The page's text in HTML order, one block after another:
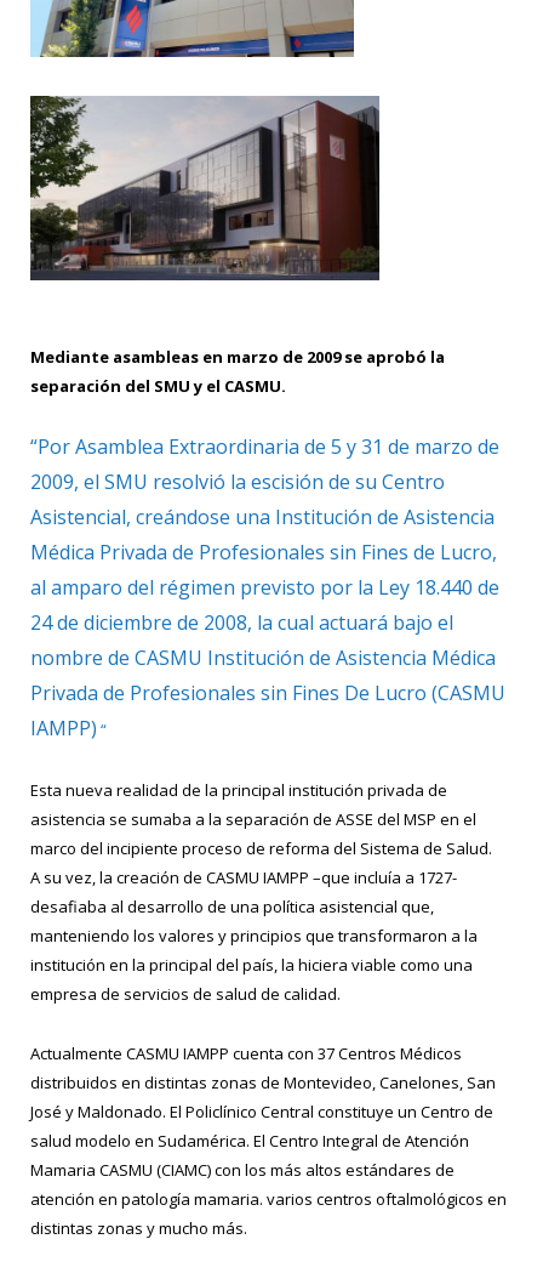
Mediante asambleas en marzo de 2009 se aprobó la
separación del SMU y el CASMU.
“Por Asamblea Extraordinaria de 5 y 31 de marzo de
2009, el SMU resolvió la escisión de su Centro
Asistencial, creándose una Institución de Asistencia
Médica Privada de Profesionales sin Fines de Lucro,
al amparo del régimen previsto por la Ley 18.440 de
24 de diciembre de 2008, la cual actuará bajo el
nombre de CASMU Institución de Asistencia Médica
Privada de Profesionales sin Fines De Lucro (CASMU
IAMPP) “
Esta nueva realidad de la principal institución privada de
asistencia se sumaba a la separación de ASSE del MSP en el
marco del incipiente proceso de reforma del Sistema de Salud.
A su vez, la creación de CASMU IAMPP –que incluía a 1727-
desafiaba al desarrollo de una política asistencial que,
manteniendo los valores y principios que transformaron a la
institución en la principal del país, la hiciera viable como una
empresa de servicios de salud de calidad.
Actualmente CASMU IAMPP cuenta con 37 Centros Médicos
distribuidos en distintas zonas de Montevideo, Canelones, San
José y Maldonado. El Policlínico Central constituye un Centro de
salud modelo en Sudamérica. El Centro Integral de Atención
Mamaria CASMU (CIAMC) con los más altos estándares de
atención en patología mamaria. varios centros oftalmológicos en
distintas zonas y mucho más.